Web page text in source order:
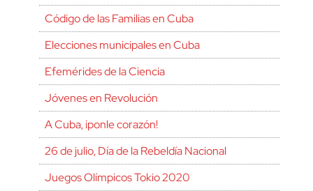
Código de las Familias en Cuba
Elecciones municipales en Cuba
Efemérides de la Ciencia
Jóvenes en Revolución
A Cuba, ¡ponle corazón!
26 de julio, Día de la Rebeldía Nacional
Juegos Olímpicos Tokio 2020